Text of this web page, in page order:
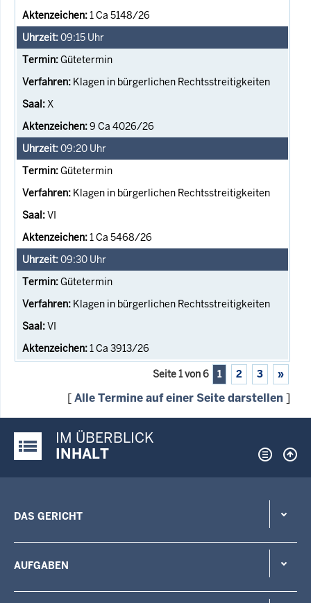
1 Ca 5148/26
09:15 Uhr
Gütetermin
Klagen in bürgerlichen Rechtsstreitigkeiten
X
9 Ca 4026/26
09:20 Uhr
Gütetermin
Klagen in bürgerlichen Rechtsstreitigkeiten
VI
1 Ca 5468/26
09:30 Uhr
Gütetermin
Klagen in bürgerlichen Rechtsstreitigkeiten
VI
1 Ca 3913/26
Seite 1 von 6 1 2 3 »
[Alle Termine auf einer Seite darstellen ]
Justiz-Portal im Überblick:
IM ÜBERBLICK
INHALT
DAS GERICHT
AUFGABEN